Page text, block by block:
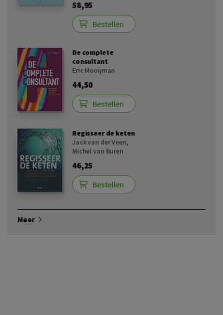
58,95
Bestellen
De complete
consultant
Eric Mooijman
44,50
Bestellen
Regisseer de keten
Jack van der Veen,
Michel van Buren
46,25
Bestellen
Meer